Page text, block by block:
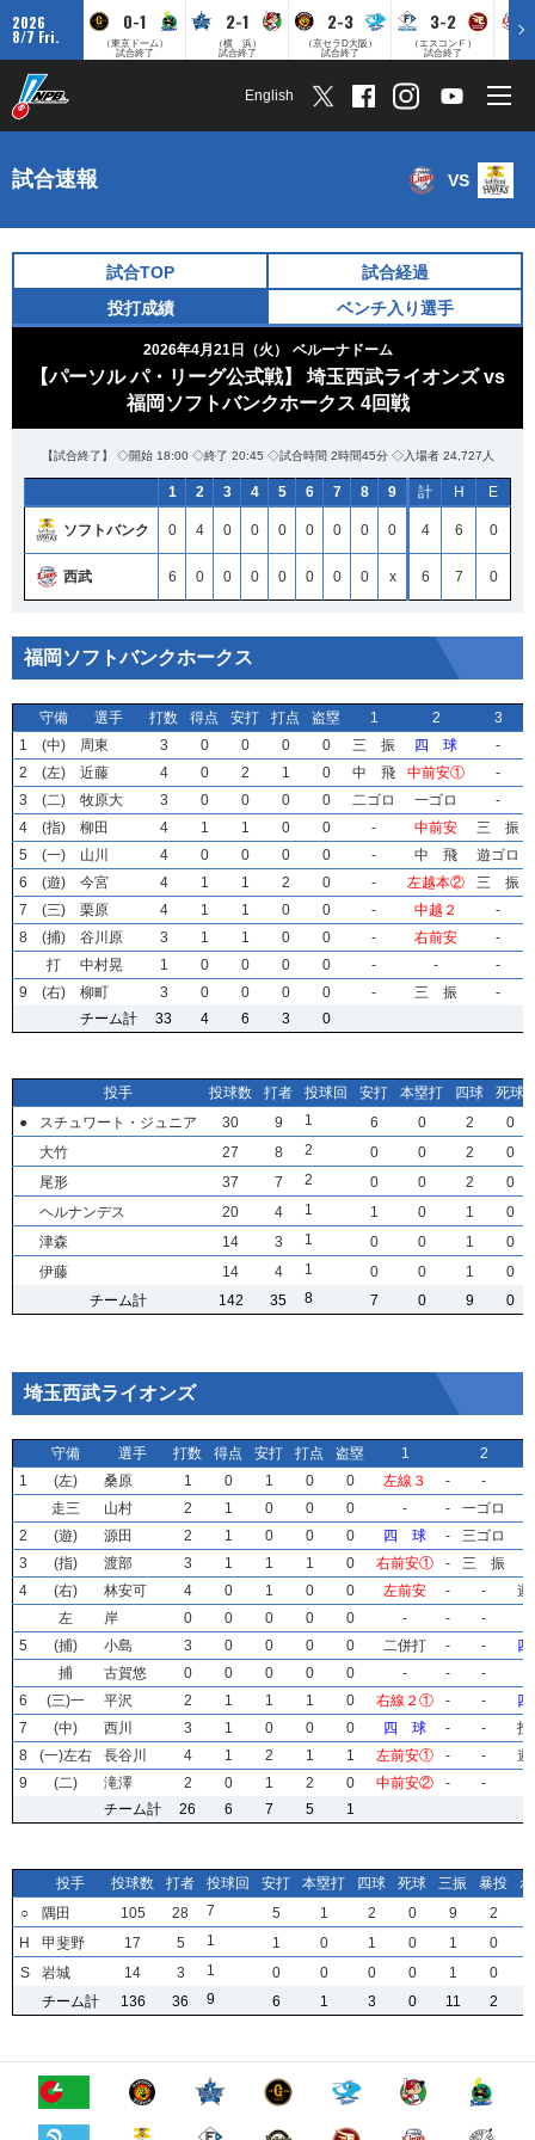
2026
8/7 Fri.
0-1
（東京ドーム）
試合終了
2-1
（横 浜）
試合終了
2-3
（京セラD大阪）
試合終了
3-2
（エスコンＦ）
試合終了
English
試合速報 VS
試合TOP
試合経過
投打成績
ベンチ入り選手
2026年4月21日（火） ベルーナドーム
【パーソル パ・リーグ公式戦】 埼玉西武ライオンズ vs
福岡ソフトバンクホークス 4回戦
【試合終了】 ◇開始 18:00 ◇終了 20:45 ◇試合時間 2時間45分 ◇入場者 24,727人
1 2 3 4 5 6 7 8 9 計 H E
ソフトバンク 0 4 0 0 0 0 0 0 0 4 6 0
西武 6 0 0 0 0 0 0 0 x 6 7 0
福岡ソフトバンクホークス
守備 選手 打数 得点 安打 打点 盗塁 1 2
3
1
(中) 周東 3 0 0 0 0 三 振 四 球
-
2
(左) 近藤 4 0 2 1 0 中 飛 中前安①
-
3
(二) 牧原大 3 0 0 0 0 二ゴロ 一ゴロ
-
4
(指) 柳田 4 1 1 0 0 - 中前安
三 振
5
(一) 山川 4 0 0 0 0 - 中 飛
遊ゴロ
6
(遊) 今宮 4 1 1 2 0 - 左越本②
三 振
7
(三) 栗原 4 1 1 0 0 - 中越２ -
8
(捕) 谷川原 3 1 1 0 0 - 右前安 -
打
中村晃 1 0 0 0 0 - -
-
9
(右) 柳町 3 0 0 0 0 - 三 振 -
チーム計
33 4 6 3 0
守備 選手 打数 得点 安打 打点 盗塁 1 2
3
1
(中) 周東 3 0 0 0 0 三 振 四 球
-
2
(左) 近藤 4 0 2 1 0 中 飛 中前安①
-
3
(二) 牧原大 3 0 0 0 0 二ゴロ 一ゴロ
-
4
(指) 柳田 4 1 1 0 0 - 中前安
三 振
5
(一) 山川 4 0 0 0 0 - 中 飛
遊ゴロ
6
(遊) 今宮 4 1 1 2 0 - 左越本②
三 振
7
(三) 栗原 4 1 1 0 0 - 中越２ -
8
(捕) 谷川原 3 1 1 0 0 - 右前安 -
打
中村晃 1 0 0 0 0 - -
-
9
(右) 柳町 3 0 0 0 0 - 三 振 -
チーム計
33 4 6 3 0
守備 選手 打数 得点 安打 打点 盗塁 1 2
3
1
(中) 周東 3 0 0 0 0 三 振 四 球
-
2
(左) 近藤 4 0 2 1 0 中 飛 中前安①
-
3
(二) 牧原大 3 0 0 0 0 二ゴロ 一ゴロ
-
4
(指) 柳田 4 1 1 0 0 - 中前安
三 振
5
(一) 山川 4 0 0 0 0 - 中 飛
遊ゴロ
6
(遊) 今宮 4 1 1 2 0 - 左越本②
三 振
7
(三) 栗原 4 1 1 0 0 - 中越２ -
8
(捕) 谷川原 3 1 1 0 0 - 右前安 -
打
中村晃 1 0 0 0 0 - -
-
9
(右) 柳町 3 0 0 0 0 - 三 振 -
チーム計
33 4 6 3 0
守備 選手 打数 得点 安打 打点 盗塁 1 2
3
1
(中) 周東 3 0 0 0 0 三 振 四 球
-
2
(左) 近藤 4 0 2 1 0 中 飛 中前安①
-
3
(二) 牧原大 3 0 0 0 0 二ゴロ 一ゴロ
-
4
(指) 柳田 4 1 1 0 0 - 中前安
三 振
5
(一) 山川 4 0 0 0 0 - 中 飛
遊ゴロ
6
(遊) 今宮 4 1 1 2 0 - 左越本②
三 振
7
(三) 栗原 4 1 1 0 0 - 中越２ -
8
(捕) 谷川原 3 1 1 0 0 - 右前安 -
打
中村晃 1 0 0 0 0 - -
-
9
(右) 柳町 3 0 0 0 0 - 三 振 -
チーム計
33 4 6 3 0
投手 投球数 打者 投球回 安打 本塁打 四球
死球
●
スチュワート・ジュニア 30 9 1 6 0 2
0
大竹
27 8 2 0 0 2
0
尾形
37 7 2 0 0 2
0
ヘルナンデス
20 4 1 1 0 1
0
津森
14 3 1 0 0 1
0
伊藤
14 4 1 0 0 1
0
チーム計
142 35 8 7 0 9 0
投手 投球数 打者 投球回 安打 本塁打 四球
死球
●
スチュワート・ジュニア 30 9 1 6 0 2
0
大竹
27 8 2 0 0 2
0
尾形
37 7 2 0 0 2
0
ヘルナンデス
20 4 1 1 0 1
0
津森
14 3 1 0 0 1
0
伊藤
14 4 1 0 0 1
0
チーム計
142 35 8 7 0 9 0
投手 投球数 打者 投球回 安打 本塁打 四球
死球
●
スチュワート・ジュニア 30 9 1 6 0 2
0
大竹
27 8 2 0 0 2
0
尾形
37 7 2 0 0 2
0
ヘルナンデス
20 4 1 1 0 1
0
津森
14 3 1 0 0 1
0
伊藤
14 4 1 0 0 1
0
チーム計
142 35 8 7 0 9 0
投手 投球数 打者 投球回 安打 本塁打 四球
死球
●
スチュワート・ジュニア 30 9 1 6 0 2
0
大竹
27 8 2 0 0 2
0
尾形
37 7 2 0 0 2
0
ヘルナンデス
20 4 1 1 0 1
0
津森
14 3 1 0 0 1
0
伊藤
14 4 1 0 0 1
0
チーム計
142 35 8 7 0 9 0
埼玉西武ライオンズ
守備 選手 打数 得点 安打 打点 盗塁 1 2
1
(左) 桑原 1 0 1 0 0 左線３ -
-
走三
山村 2 1 0 0 0 - -
一ゴロ
2
(遊) 源田 2 1 0 0 0 四 球 -
三ゴロ
3
(指) 渡部 3 1 1 1 0 右前安① -
三 振
4
(右) 林安可 4 0 1 0 0 左前安 - -
左
岸 0 0 0 0 0 - -
-
5
(捕) 小島 3 0 0 0 0 二併打 - -
捕
古賀悠 0 0 0 0 0 - -
-
6
(三)一 平沢 2 1 1 1 0 右線２① - -
7
(中) 西川 3 1 0 0 0 四 球 - -
投
8
(一)左右 長谷川 4 1 2 1 1 左前安① - -
遊
9
(二) 滝澤 2 0 1 2 0 中前安② -
-
チーム計
26 6 7 5 1
守備 選手 打数 得点 安打 打点 盗塁 1 2
1
(左) 桑原 1 0 1 0 0 左線３ -
-
走三
山村 2 1 0 0 0 - -
一ゴロ
2
(遊) 源田 2 1 0 0 0 四 球 -
三ゴロ
3
(指) 渡部 3 1 1 1 0 右前安① -
三 振
4
(右) 林安可 4 0 1 0 0 左前安 - -
左
岸 0 0 0 0 0 - -
-
5
(捕) 小島 3 0 0 0 0 二併打 - -
捕
古賀悠 0 0 0 0 0 - -
-
6
(三)一 平沢 2 1 1 1 0 右線２① - -
7
(中) 西川 3 1 0 0 0 四 球 - -
投
8
(一)左右 長谷川 4 1 2 1 1 左前安① - -
遊
9
(二) 滝澤 2 0 1 2 0 中前安② -
-
チーム計
26 6 7 5 1
守備 選手 打数 得点 安打 打点 盗塁 1 2
1
(左) 桑原 1 0 1 0 0 左線３ -
-
走三
山村 2 1 0 0 0 - -
一ゴロ
2
(遊) 源田 2 1 0 0 0 四 球 -
三ゴロ
3
(指) 渡部 3 1 1 1 0 右前安① -
三 振
4
(右) 林安可 4 0 1 0 0 左前安 - -
左
岸 0 0 0 0 0 - -
-
5
(捕) 小島 3 0 0 0 0 二併打 - -
捕
古賀悠 0 0 0 0 0 - -
-
6
(三)一 平沢 2 1 1 1 0 右線２① - -
7
(中) 西川 3 1 0 0 0 四 球 - -
投
8
(一)左右 長谷川 4 1 2 1 1 左前安① - -
遊
9
(二) 滝澤 2 0 1 2 0 中前安② -
-
チーム計
26 6 7 5 1
守備 選手 打数 得点 安打 打点 盗塁 1 2
1
(左) 桑原 1 0 1 0 0 左線３ -
-
走三
山村 2 1 0 0 0 - -
一ゴロ
2
(遊) 源田 2 1 0 0 0 四 球 -
三ゴロ
3
(指) 渡部 3 1 1 1 0 右前安① -
三 振
4
(右) 林安可 4 0 1 0 0 左前安 - -
左
岸 0 0 0 0 0 - -
-
5
(捕) 小島 3 0 0 0 0 二併打 - -
捕
古賀悠 0 0 0 0 0 - -
-
6
(三)一 平沢 2 1 1 1 0 右線２① - -
7
(中) 西川 3 1 0 0 0 四 球 - -
投
8
(一)左右 長谷川 4 1 2 1 1 左前安① - -
遊
9
(二) 滝澤 2 0 1 2 0 中前安② -
-
チーム計
26 6 7 5 1
投手 投球数 打者 投球回 安打 本塁打 四球 死球 三振 暴投
○
隅田 105 28 7 5 1 2 0 9
2
H
甲斐野 17 5 1 1 0 1 0 1
0
S
岩城 14 3 1 0 0 0 0 1
0
チーム計
136 36 9 6 1 3 0 11 2
投手 投球数 打者 投球回 安打 本塁打 四球 死球 三振 暴投
○
隅田 105 28 7 5 1 2 0 9
2
H
甲斐野 17 5 1 1 0 1 0 1
0
S
岩城 14 3 1 0 0 0 0 1
0
チーム計
136 36 9 6 1 3 0 11 2
投手 投球数 打者 投球回 安打 本塁打 四球 死球 三振 暴投
○
隅田 105 28 7 5 1 2 0 9
2
H
甲斐野 17 5 1 1 0 1 0 1
0
S
岩城 14 3 1 0 0 0 0 1
0
チーム計
136 36 9 6 1 3 0 11 2
投手 投球数 打者 投球回 安打 本塁打 四球 死球 三振 暴投
○
隅田 105 28 7 5 1 2 0 9
2
H
甲斐野 17 5 1 1 0 1 0 1
0
S
岩城 14 3 1 0 0 0 0 1
0
チーム計
136 36 9 6 1 3 0 11 2